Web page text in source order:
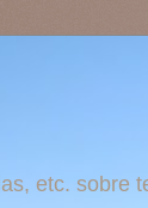
etc. sobre